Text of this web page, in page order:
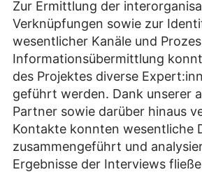
Zur Ermittlung der
Verknüpfungen sowie zur
wesentlicher Kanäle und
Informationsübermittlung
des Projektes diverse
geführt werden. Dank unserer
Partner sowie darüber hinaus
Kontakte konnten wesentliche
zusammengeführt und
Ergebnisse der Interviews